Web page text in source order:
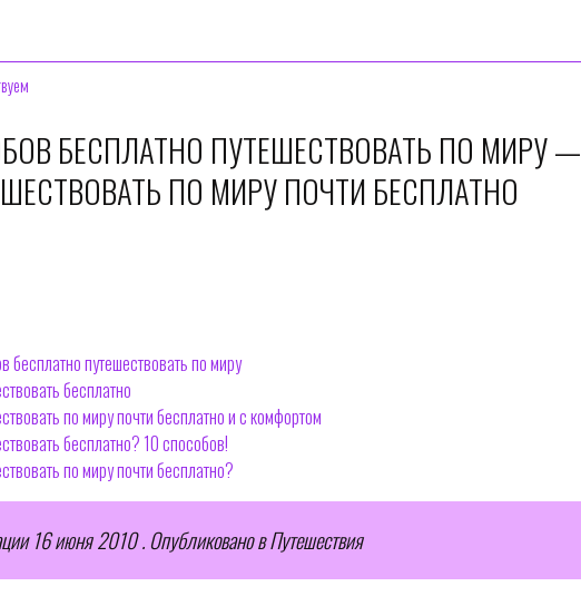
БЕСПЛАТНО ПУТЕШЕСТВОВАТЬ ПО МИРУ —
ПО МИРУ ПОЧТИ БЕСПЛАТНО
бесплатно путешествовать по миру
бесплатно
по миру почти бесплатно и с комфортом
бесплатно? 10 способов!
по миру почти бесплатно?
16 июня 2010 . Опубликовано в Путешествия